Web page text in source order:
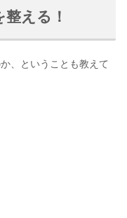
える！
、ということも教えて